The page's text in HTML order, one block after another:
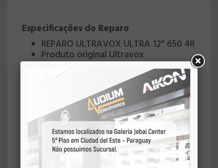
Especificações do Reparo
REPARO ULTRAVOX ULTRA 12" 650 4R
Produto original Ultravox
Reparo para woofer com bobina
queimada ou cone danificado
Fácil substituição;
Acompanha cola;
Acabamento central original;
Encaixe perfeito